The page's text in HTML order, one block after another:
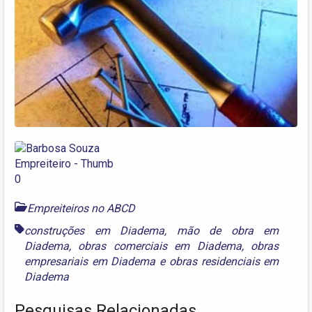
Empreiteiros no ABCD
construções em Diadema, mão de obra em
Diadema, obras comerciais em Diadema, obras
empresariais em Diadema e obras residenciais em
Diadema